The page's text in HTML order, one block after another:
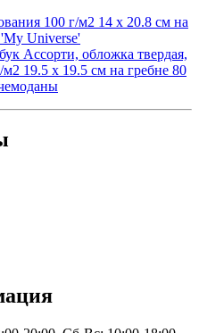
100 г/м2 14 х 20.8 см на
Universe'
Ассорти, обложка твердая,
19.5 х 19.5 см на гребне 80